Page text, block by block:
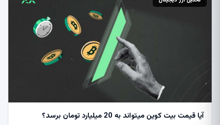
آیا قیمت بیت کوین میتواند به 20 میلیارد تومان برسد؟